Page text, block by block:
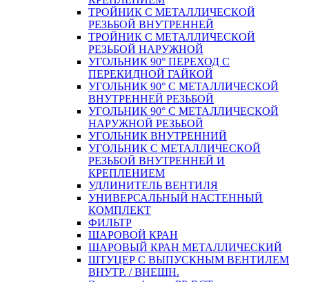
ТРОЙНИК С МЕТАЛЛИЧЕСКОЙ
РЕЗЬБОЙ ВНУТРЕННЕЙ
ТРОЙНИК С МЕТАЛЛИЧЕСКОЙ
РЕЗЬБОЙ НАРУЖНОЙ
УГОЛЬНИК 90° ПЕРЕХОД С
ПЕРЕКИДНОЙ ГАЙКОЙ
УГОЛЬНИК 90° С МЕТАЛЛИЧЕСКОЙ
ВНУТРЕННEЙ РЕЗЬБОЙ
УГОЛЬНИК 90° С МЕТАЛЛИЧЕСКОЙ
НАРУЖНОЙ РЕЗЬБОЙ
УГОЛЬНИК ВНУТРЕННИЙ
УГОЛЬНИК С МЕТАЛЛИЧЕСКОЙ
РЕЗЬБОЙ ВНУТРЕННЕЙ И
КРЕПЛЕНИЕМ
УДЛИНИТЕЛЬ ВЕНТИЛЯ
УНИВЕРСАЛЬНЫЙ НАСТЕННЫЙ
КОМПЛЕКТ
ФИЛЬТР
ШАРОВОЙ КРАН
ШАРОВЫЙ КРАН МЕТАЛЛИЧЕСКИЙ
ШТУЦЕР С ВЫПУСКНЫМ ВЕНТИЛЕМ
ВНУТР. / ВНЕШН.